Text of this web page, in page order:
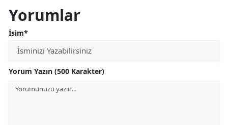
Yorumlar
İsim*
Yorum Yazın (500 Karakter)